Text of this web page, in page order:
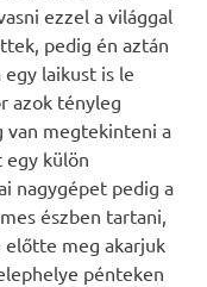
ezzel a világgal
pedig én aztán
laikust is le
azok tényleg
van megtekinteni a
egy külön
nagygépet pedig a
észben tartani,
előtte meg akarjuk
pénteken